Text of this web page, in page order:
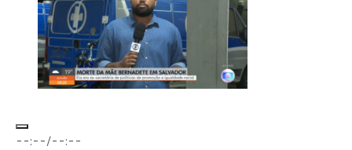
Reproduzir
--:--/--:--